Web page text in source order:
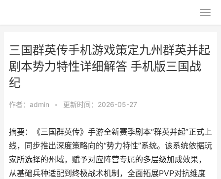
三国群英传手机游戏策定九州群英并起
剧本势力特性详细解答 手机版三国战
纪
作者： admin • 更新时间：2026-05-27
摘要：《三国群英传》手游全新赛季剧本“群英并起”正式上
线，同步推出深度策略向的“势力特性”系统。该系统依据玩
家所选择的州域，赋予对应阵营专属的多层级加成效果，
从基础兵种适配到终极战术机制，全面拓展PVP对抗维度